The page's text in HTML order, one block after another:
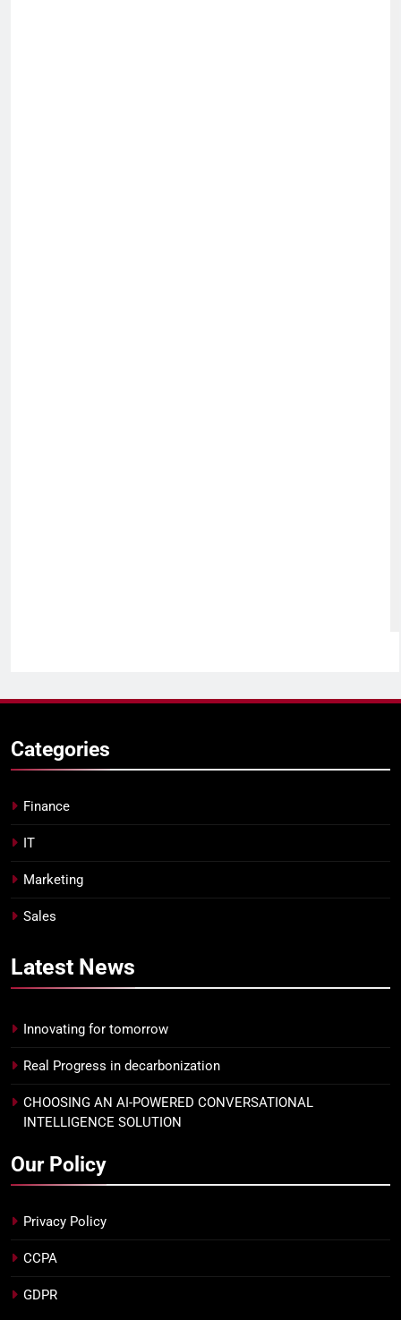
Categories
Finance
IT
Marketing
Sales
Latest News
Innovating for tomorrow
Real Progress in decarbonization
CHOOSING AN AI-POWERED CONVERSATIONAL
INTELLIGENCE SOLUTION
Our Policy
Privacy Policy
CCPA
GDPR